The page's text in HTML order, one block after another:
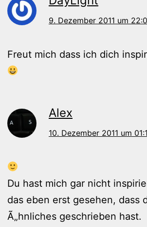
9. Dezember 2011 um
Freut mich dass ich dich
Alex
10. Dezember 2011 um
Du hast mich gar nicht
das eben erst gesehen, dass
Ã„hnliches geschrieben hast.